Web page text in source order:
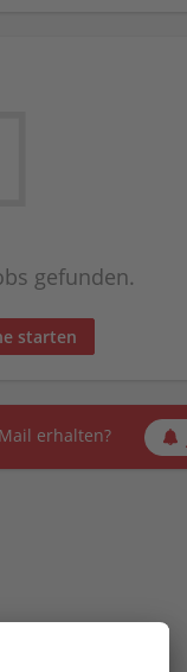
gefunden.
starten
erhalten?